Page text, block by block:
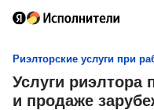
Риэлторские услуги при
Услуги риэлтора
и продаже